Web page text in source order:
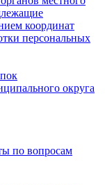
координат
персональных
округа
по вопросам